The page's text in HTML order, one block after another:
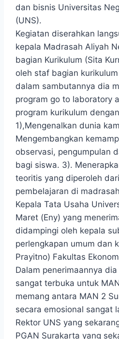
dan bisnis Universitas
(UNS).
Kegiatan diserahkan
kepala Madrasah Aliyah
bagian Kurikulum (Sita
oleh staf bagian
dalam sambutannya dia
program go to laboratory
program kurikulum
1),Mengenalkan dunia
Mengembangkan
observasi, pengumpulan
bagi siswa. 3).
teoritis yang diperoleh
pembelajaran di
Kepala Tata Usaha
Maret (Eny) yang
didampingi oleh kepala
perlengkapan umum dan
Prayitno) Fakultas
Dalam penerimaannya
sangat terbuka untuk
memang antara MAN 2
secara emosional sangat
Rektor UNS yang
PGAN Surakarta yang